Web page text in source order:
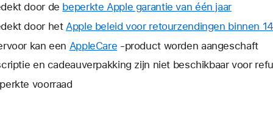
door de beperkte Apple garantie van één jaarHierdoor
wordt
een
nieuw
door het Apple beleid voor retourzendingen binnen
kan een AppleCare Hierdoor
wordt
-product worden aangeschaft
en cadeauverpakking zijn niet beschikbaar voor
voorraad